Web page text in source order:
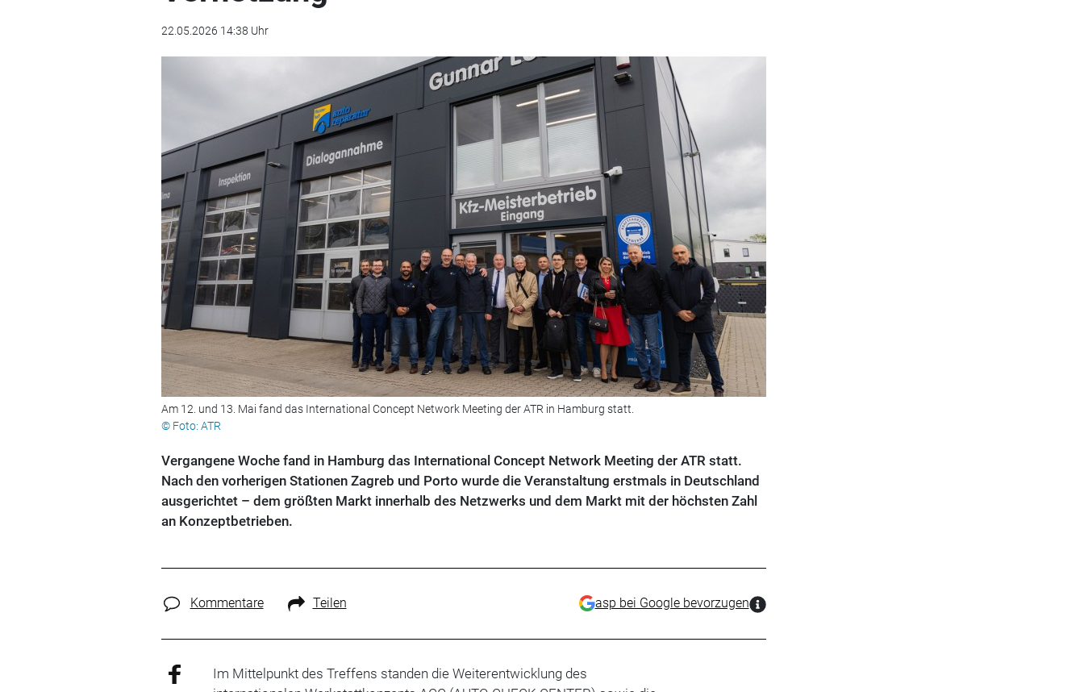
22.05.2026 14:38 Uhr
Am 12. und 13. Mai fand das International Concept Network Meeting der ATR in Hamburg statt.
© Foto: ATR
Vergangene Woche fand in Hamburg das International Concept Network Meeting der ATR statt.
Nach den vorherigen Stationen Zagreb und Porto wurde die Veranstaltung erstmals in Deutschland
ausgerichtet – dem größten Markt innerhalb des Netzwerks und dem Markt mit der höchsten Zahl
an Konzeptbetrieben.
Kommentare Teilen asp bei Google bevorzugen
Im Mittelpunkt des Treffens standen die Weiterentwicklung des